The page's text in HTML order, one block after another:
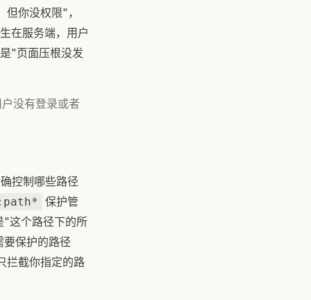
你没权限"，
在服务端，用户
"页面压根没发
没有登录或者
控制哪些路径
保护管
这个路径下的所
保护的路径
拦截你指定的路